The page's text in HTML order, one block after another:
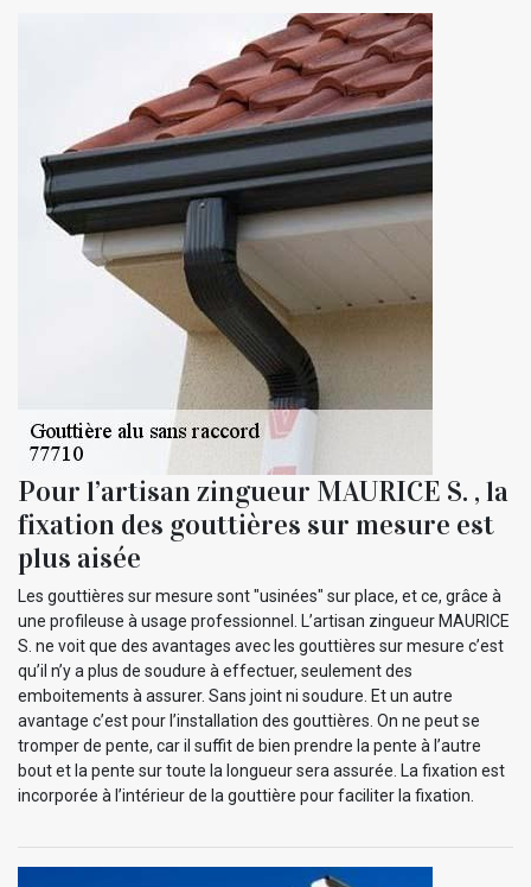
Pour l’artisan zingueur MAURICE S. , la
fixation des gouttières sur mesure est
plus aisée
Les gouttières sur mesure sont "usinées" sur place, et ce, grâce à
une profileuse à usage professionnel. L’artisan zingueur MAURICE
S. ne voit que des avantages avec les gouttières sur mesure c’est
qu’il n’y a plus de soudure à effectuer, seulement des
emboitements à assurer. Sans joint ni soudure. Et un autre
avantage c’est pour l’installation des gouttières. On ne peut se
tromper de pente, car il suffit de bien prendre la pente à l’autre
bout et la pente sur toute la longueur sera assurée. La fixation est
incorporée à l’intérieur de la gouttière pour faciliter la fixation.